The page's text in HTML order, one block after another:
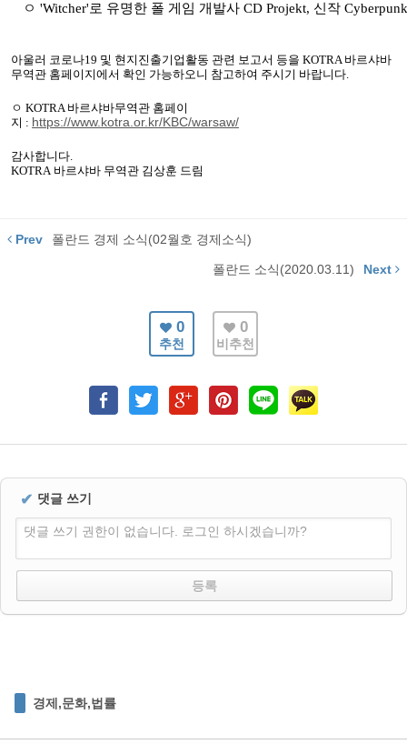
ㅇ 'Witcher'로 유명한 폴 게임 개발사 CD Projekt, 신작
아울러 코로나19 및 현지진출기업활동 관련 보고서 등을 KOTRA바르샤바
무역관 홈페이지에서 확인 가능하오니 참고하여 주시기 바랍니다.
ㅇ KOTRA바르샤바무역관 홈페이
지 : https://www.kotra.or.kr/KBC/warsaw/
감사합니다.
KOTRA 바르샤바 무역관 김상훈 드림
Prev 폴란드 경제 소식(02월호 경제소식)
폴란드 소식(2020.03.11) Next
0
추천
0
비추천
✔ 댓글 쓰기
댓글 쓰기 권한이 없습니다. 로그인 하시겠습니까?
경제,문화,법률